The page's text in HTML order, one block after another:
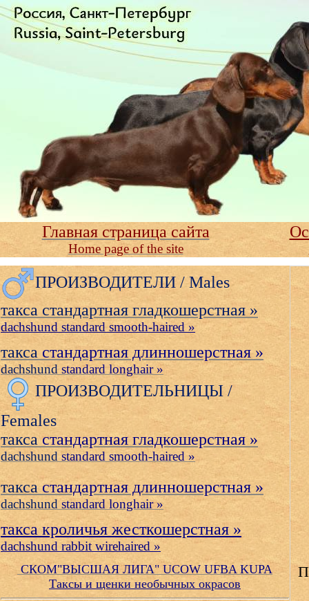
Главная страница сайта
Home page of the site
ПРОИЗВОДИТЕЛИ / Males
такса стандартная гладкошерстная »
dachshund standard smooth-haired »
такса стандартная длинношерстная »
dachshund standard longhair »
ПРОИЗВОДИТЕЛЬНИЦЫ /
Females
таксастандартная гладкошерстная »
dachshund standard smooth-haired »
такса стандартная длинношерстная »
dachshund standard longhair »
такса кроличья жесткошерстная »
dachshund rabbit wirehaired »
СКОМ"ВЫСШАЯ ЛИГА" UCOW UFBA KUPA
Таксы и щенки необычных окрасов